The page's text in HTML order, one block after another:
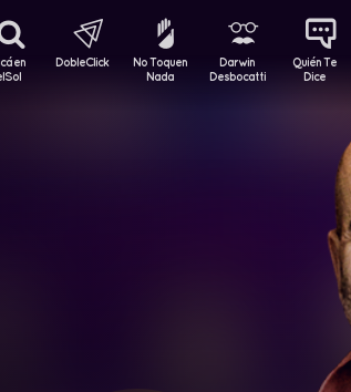
en
DobleClick
No Toquen
Nada
Darwin
Desbocatti
Quién Te
Dice